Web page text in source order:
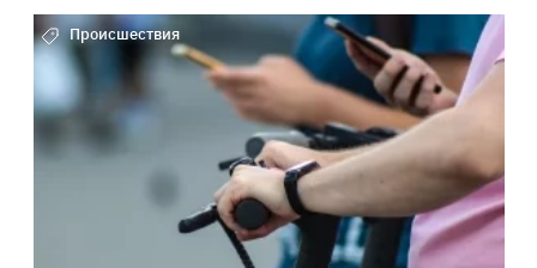
Происшествия